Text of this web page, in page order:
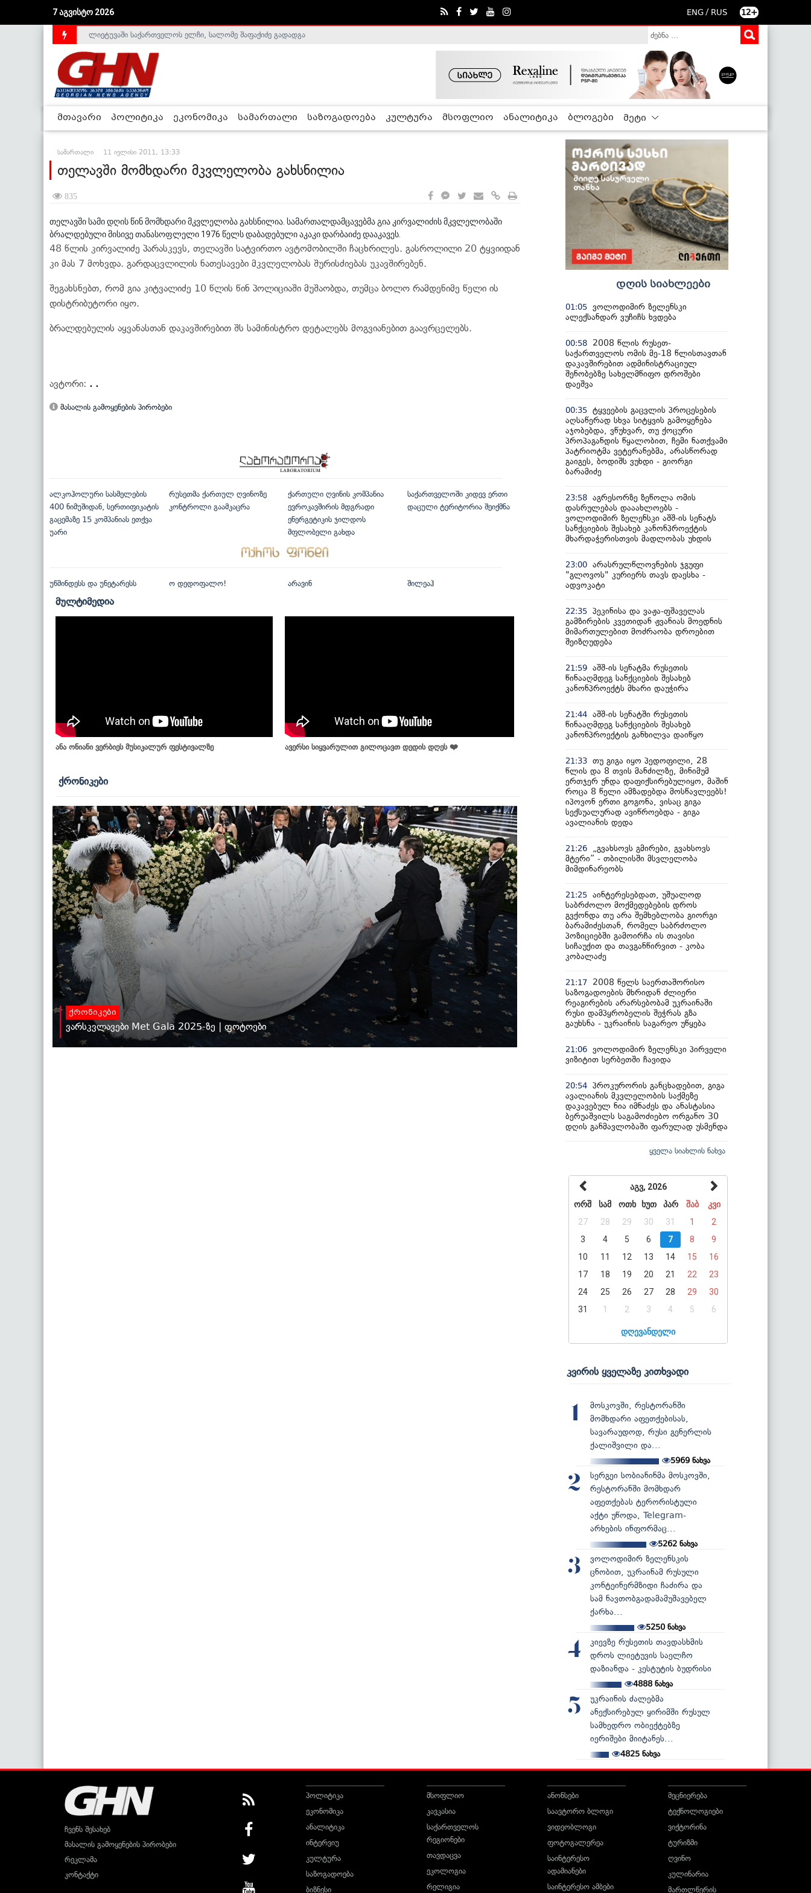
7 აგვისტო 2026 ENG / RUS 12+
ლიეტუვაში საქართველოს ელჩი, სალომე შაფაქიძე გადადგა
მთავარი პოლიტიკა ეკონომიკა სამართალი საზოგადოება კულტურა მსოფლიო ანალიტიკა ბლოგები მეტი
სამართალი 11 ივლისი 2011, 13:33
თელავში მომხდარი მკვლელობა გახსნილია
835
თელავში სამი დღის წინ მომხდარი მკვლელობა გახსნილია. სამართალდამცავებმა გია კირვალიძის მკვლელობაში
ბრალდებული მისივე თანასოფლელი 1976 წელს დაბადებული აკაკი დარბაიძე დააკავეს.
48 წლის კირვალიძე პარასკევს, თელავში სატვირთო ავტომობილში ჩაცხრილეს. გასროლილი 20 ტყვიიდან
კი მას 7 მოხვდა. გარდაცვლილის ნათესავები მკვლელობას შურისძიებას უკავშირებენ.
შეგახსნებთ, რომ გია კიტვალიძე 10 წლის წინ პოლიციაში მუშაობდა, თუმცა ბოლო რამდენიმე წელი ის
დისტრიბუტორი იყო.
ბრალდებულის აყვანასთან დაკავშირებით შს სამინისტრო დეტალებს მოგვიანებით გაავრცელებს.
ავტორი: . .
მასალის გამოყენების პირობები
ალკოჰოლური სასმელების
400 ნიმუშიდან, სერთიფიკატის
გაცემაზე 15 კომპანიას ეთქვა
უარი
რუსეთმა ქართულ ღვინოზე
კონტროლი გაამკაცრა
ქართული ღვინის კომპანია
ევროკავშირის მდგრადი
ენერგეტიკის ჯილდოს
მფლობელი გახდა
საქართველოში კიდევ ერთი
დაცული ტერიტორია შეიქმნა
უწმინდესს და უნეტარესს ო დედოფალო! არავინ შილეაჰ
მულტიმედია
ანა ონიანი ვერბიეს მუსიკალურ ფესტივალზე ავერსი სიყვარულით გილოცავთ დედის დღეს ❤️
ქრონიკები
ქრონიკები
ვარსკვლავები Met Gala 2025-ზე | ფოტოები
დღის სიახლეები
01:05 ვოლოდიმირ ზელენსკი
ალექსანდარ ვუჩიჩს ხვდება
00:58
2008 წლის რუსეთ-
საქართველოს ომის მე-18 წლისთავთან
დაკავშირებით ადმინისტრაციულ
შენობებზე სახელმწიფო დროშები
დაეშვა
00:35 ტყვეების გაცვლის პროცესების
აღსაწერად სხვა სიტყვის გამოყენება
აჯობებდა, ვწუხვარ, თუ ქოცური
პროპაგანდის წყალობით, ჩემი ნათქვამი
პატრიოტმა ვეტერანებმა, არასწორად
გაიგეს, ბოდიშს ვუხდი - გიორგი
ბარამიძე
23:58 აგრესორზე ზეწოლა ომის
დასრულებას დააახლოებს -
ვოლოდიმირ ზელენსკი აშშ-ის სენატს
სანქციების შესახებ კანონპროექტის
მხარდაჭერისთვის მადლობას უხდის
23:00 არასრულწლოვნების ჯგუფი
"გლოვოს" კურიერს თავს დაესხა -
ადვოკატი
22:35 პეკინისა და ვაჟა-ფშაველას
გამზირების კვეთიდან ჟვანიას მოედნის
მიმართულებით მოძრაობა დროებით
შეიზღუდება
21:59 აშშ-ის სენატმა რუსეთის
წინააღმდეგ სანქციების შესახებ
კანონპროექტს მხარი დაუჭირა
21:44 აშშ-ის სენატში რუსეთის
წინააღმდეგ სანქციების შესახებ
კანონპროექტის განხილვა დაიწყო
21:33 თუ გიგა იყო პედოფილი, 28
წლის და 8 თვის მანძილზე, მინიმუმ
ერთჯერ უნდა დაფიქსირებულიყო, მაშინ
როცა 8 წელი ამზადებდა მოსწავლეებს!
იპოვონ ერთი გოგონა, ვისაც გიგა
სექსუალურად ავიწროებდა - გიგა
ავალიანის დედა
21:26
„გვახსოვს გმირები, გვახსოვს
მტერი” - თბილისში მსვლელობა
მიმდინარეობს
21:25 აინტერესებდათ, უშუალოდ
საბრძოლო მოქმედებების დროს
გვქონდა თუ არა შემხებლობა გიორგი
ბარამიძესთან, რომელ საბრძოლო
პოზიციებში გამოირჩა ის თავისი
სიჩაუქით და თავგანწირვით - კობა
კობალაძე
21:17
2008 წელს საერთაშორისო
საზოგადოების მხრიდან ძლიერი
რეაგირების არარსებობამ უკრაინაში
რუსი დამპყრობელის შეჭრას გზა
გაუხსნა - უკრაინის საგარეო უწყება
21:06 ვოლოდიმირ ზელენსკი პირველი
ვიზიტით სერბეთში ჩავიდა
20:54 პროკურორის განცხადებით, გიგა
ავალიანის მკვლელობის საქმეზე
დაკავებულ ნია იმნაძეს და ანასტასია
ბერუაშვილს საგამოძიებო ორგანო 30
დღის განმავლობაში ფარულად უსმენდა
ყველა სიახლის ნახვა
აგვ, 2026
ორშ
სამ ოთხ ხუთ პარ შაბ
კვი
27
28 29 30 31 1
2
3
4 5 6 7 8
9
10
11 12 13 14 15
16
17
18 19 20 21 22
23
24
25 26 27 28 29
30
31
1 2 3 4 5 6
დღევანდელი
კვირის ყველაზე კითხვადი
1
მოსკოვში, რესტორანში
მომხდარი აფეთქებისას,
სავარაუდოდ, რუსი გენერლის
ქალიშვილი და...
5969 ნახვა
2
სერგეი სობიანინმა მოსკოვში,
რესტორანში მომხდარ
აფეთქებას ტერორისტული
აქტი უწოდა, Telegram-
არხების ინფორმაც...
5262 ნახვა
3
ვოლოდიმირ ზელენსკის
ცნობით, უკრაინამ რუსული
კონტეინერმზიდი ჩაძირა და
სამ ნავთობგადამამუშავებელ
ქარხა...
5250ნახვა
4
კიევზე რუსეთის თავდასხმის
დროს ლიეტუვის საელჩო
დაზიანდა - კესტუტის ბუდრისი
4888ნახვა
5
უკრაინის ძალებმა
ანექსირებულ ყირიმში რუსულ
სამხედრო ობიექტებზე
იერიშები მიიტანეს...
4825 ნახვა
ჩვენს შესახებ
მასალის გამოყენების პირობები
რეკლამა
კონტაქტი
პოლიტიკა
ეკონომიკა
ანალიტიკა
ინტერვიუ
კულტურა
საზოგადოება
ბიზნესი
მსოფლიო
კავკასია
საქართველოს
რეგიონები
თავდაცვა
ეკოლოგია
რელიგია
ანონსები
საავტორო ბლოგი
ვიდეობლოგი
ფოტოგალერეა
საინტერესო
ადამიანები
საინტერესო ამბები
მეცნიერება
ტექნოლოგიები
ვიქტორინა
ტურიზმი
ღვინო
კულინარია
მართლწერის